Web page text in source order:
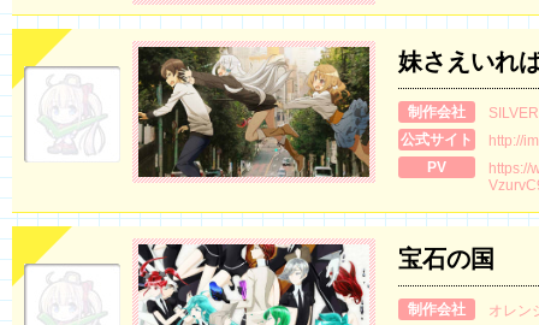
妹さえいれ
制作会社
公式サイト
http://
PV
https://
宝石の国
制作会社
オレン